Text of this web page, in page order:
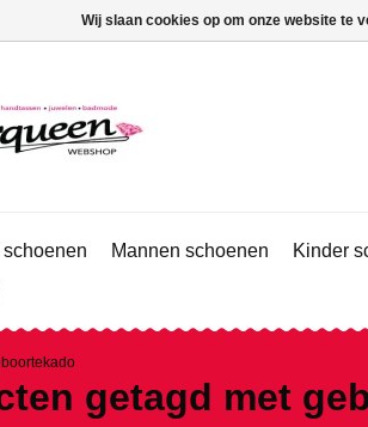
schoenen Mannen schoenen
Kinder
getagd met
Wij slaan cookies op om onze website te